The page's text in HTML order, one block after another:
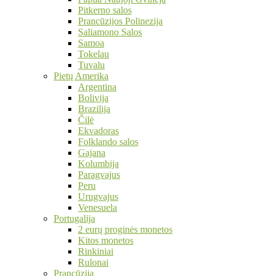
Pitkerno salos
Prancūzijos Polinezija
Saliamono Salos
Samoa
Tokelau
Tuvalu
Pietų Amerika
Argentina
Bolivija
Brazilija
Čilė
Ekvadoras
Folklando salos
Gajana
Kolumbija
Paragvajus
Peru
Urugvajus
Venesuela
Portugalija
2 eurų proginės monetos
Kitos monetos
Rinkiniai
Rulonai
Prancūzija